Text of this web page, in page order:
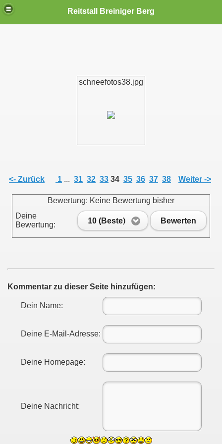
Reitstall Breiniger Berg
schneefotos38.jpg
<- Zurück 1 ... 31 32 33 34 35 36 37 38 Weiter ->
Bewertung: Keine Bewertung bisher
Deine
Bewertung:
10 (Beste) Bewerten
Kommentar zu dieser Seite hinzufügen:
Dein Name:
Deine E-Mail-Adresse:
Deine Homepage:
Deine Nachricht: